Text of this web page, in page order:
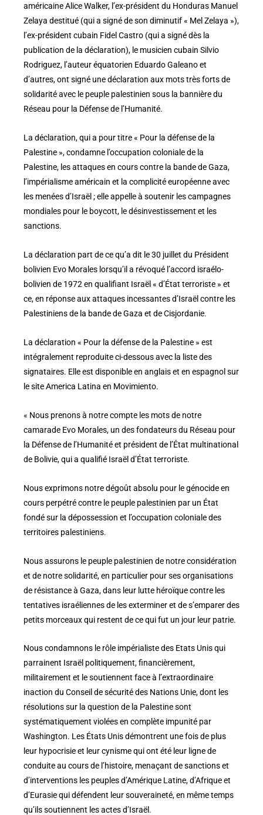
américaine Alice Walker, l’ex-président du Honduras Manuel
Zelaya destitué (qui a signé de son diminutif « Mel Zelaya »),
l’ex-président cubain Fidel Castro (qui a signé dès la
publication de la déclaration), le musicien cubain Silvio
Rodriguez, l’auteur équatorien Eduardo Galeano et
d’autres, ont signé une déclaration aux mots très forts de
solidarité avec le peuple palestinien sous la bannière du
Réseau pour la Défense de l’Humanité.
La déclaration, qui a pour titre « Pour la défense de la
Palestine », condamne l’occupation coloniale de la
Palestine, les attaques en cours contre la bande de Gaza,
l’impérialisme américain et la complicité européenne avec
les menées d’Israël ; elle appelle à soutenir les campagnes
mondiales pour le boycott, le désinvestissement et les
sanctions.
La déclaration part de ce qu’a dit le 30 juillet du Président
bolivien Evo Morales lorsqu’il a révoqué l’accord israélo-
bolivien de 1972 en qualifiant Israël « d’État terroriste » et
ce, en réponse aux attaques incessantes d’Israël contre les
Palestiniens de la bande de Gaza et de Cisjordanie.
La déclaration « Pour la défense de la Palestine » est
intégralement reproduite ci-dessous avec la liste des
signataires. Elle est disponible en anglais et en espagnol sur
le site America Latina en Movimiento.
« Nous prenons à notre compte les mots de notre
camarade Evo Morales, un des fondateurs du Réseau pour
la Défense de l’Humanité et président de l’État multinational
de Bolivie, qui a qualifié Israël d’État terroriste.
Nous exprimons notre dégoût absolu pour le génocide en
cours perpétré contre le peuple palestinien par un État
fondé sur la dépossession et l’occupation coloniale des
territoires palestiniens.
Nous assurons le peuple palestinien de notre considération
et de notre solidarité, en particulier pour ses organisations
de résistance à Gaza, dans leur lutte héroïque contre les
tentatives israéliennes de les exterminer et de s’emparer des
petits morceaux qui restent de ce qui fut un jour leur patrie.
Nous condamnons le rôle impérialiste des Etats Unis qui
parrainent Israël politiquement, financièrement,
militairement et le soutiennent face à l’extraordinaire
inaction du Conseil de sécurité des Nations Unie, dont les
résolutions sur la question de la Palestine sont
systématiquement violées en complète impunité par
Washington. Les États Unis démontrent une fois de plus
leur hypocrisie et leur cynisme qui ont été leur ligne de
conduite au cours de l’histoire, menaçant de sanctions et
d’interventions les peuples d’Amérique Latine, d’Afrique et
d’Eurasie qui défendent leur souveraineté, en même temps
qu’ils soutiennent les actes d’Israël.